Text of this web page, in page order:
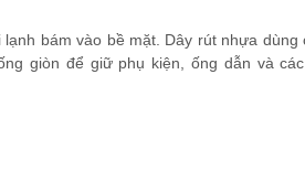
bám vào bề mặt. Dây rút nhựa dùng
giòn để giữ phụ kiện, ống dẫn và